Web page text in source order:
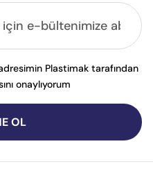
OL
Plastimak tarafından
onaylıyorum